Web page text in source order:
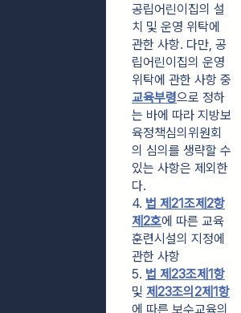
공립어린이집의 설
치 및 운영 위탁에
관한 사항. 다만, 공
립어린이집의 운영
교육부령으로 정하
는 바에 따라 지방보
육정책심의위원회
의 심의를 생략할 수
있는 사항은 제외한
다.
4. 법 제21조제2항
제2호에 따른 교육
훈련시설의 지정에
관한 사항
5. 법 제23조제1항
및 제23조의2제1항
에 따른 보수교육의